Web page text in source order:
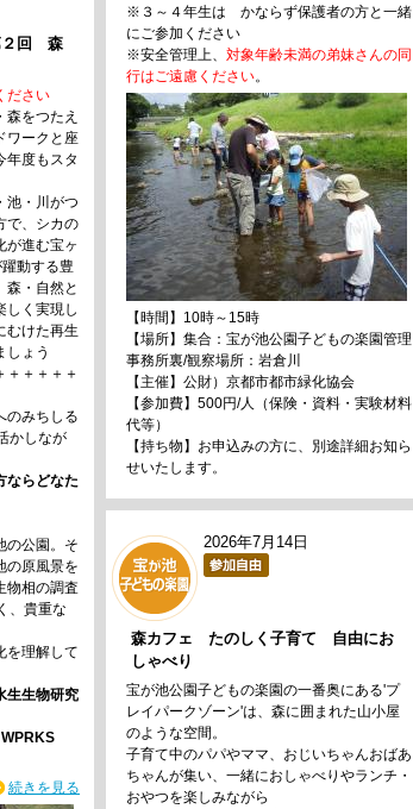
※３～４年生は かならず保護者の方と一緒
にご参加ください
※安全管理上、 対象年齢未満の弟妹さんの同
行はご遠慮ください。
【時間】10時～15時
【場所】集合：宝が池公園子どもの楽園管理
事務所裏/観察場所：岩倉川
【主催】公財）京都市都市緑化協会
【参加費】500円/人（保険・資料・実験材料
代等）
【持ち物】お申込みの方に、別途詳細お知ら
せいたします。
２回 森
ださい
森をつたえ
ワークと座
年度もスタ
池・川がつ
で、シカの
が進む宝ヶ
動する豊
森・自然と
しく実現し
むけた再生
しょう
＋＋＋＋＋
のみちしる
かしなが
ならどなた
の公園。そ
の原風景を
物相の調査
、貴重な
を理解して
生生物研究
WPRKS
続きを見る
2026年7月14日
森カフェ たのしく子育て 自由にお
しゃべり
宝が池公園子どもの楽園の一番奥にある'プ
レイパークゾーン'は、森に囲まれた山小屋
のような空間。
子育て中のパパやママ、おじいちゃんおばあ
ちゃんが集い、一緒におしゃべりやランチ・
おやつを楽しみながら